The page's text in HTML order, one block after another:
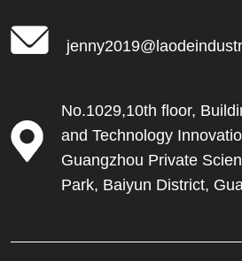
No.1029,10th floor,
and Technology
Guangzhou Private
Park, Baiyun District,